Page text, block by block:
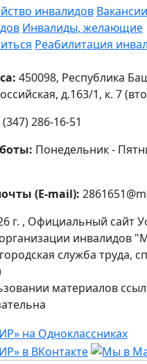
инвалидов
Инвалиды, желающие
Реабилитация
450098, Республика
д.163/1, к. 7
(347) 286-16-51
Понедельник -
(E-mail):
г. , Официальный сайт
инвалидов
служба труда,
материалов